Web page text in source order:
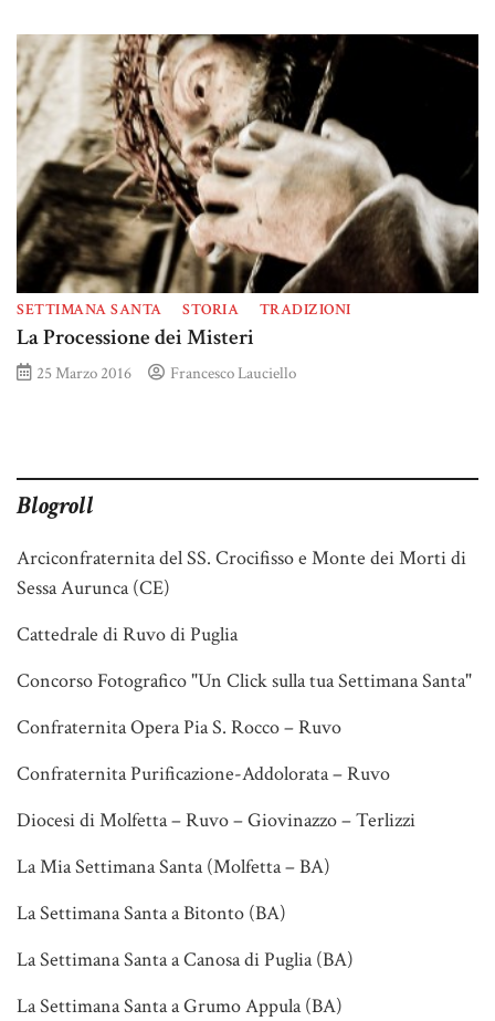
SETTIMANA SANTA STORIA TRADIZIONI
La Processione dei Misteri
25 Marzo 2016 Francesco Lauciello
Blogroll
Arciconfraternita del SS. Crocifisso e Monte dei Morti di
Sessa Aurunca (CE)
Cattedrale di Ruvo di Puglia
Concorso Fotografico "Un Click sulla tua Settimana Santa"
Confraternita Opera Pia S. Rocco – Ruvo
Confraternita Purificazione-Addolorata – Ruvo
Diocesi di Molfetta – Ruvo – Giovinazzo – Terlizzi
La Mia Settimana Santa (Molfetta – BA)
La Settimana Santa a Bitonto (BA)
La Settimana Santa a Canosa di Puglia (BA)
La Settimana Santa a Grumo Appula (BA)